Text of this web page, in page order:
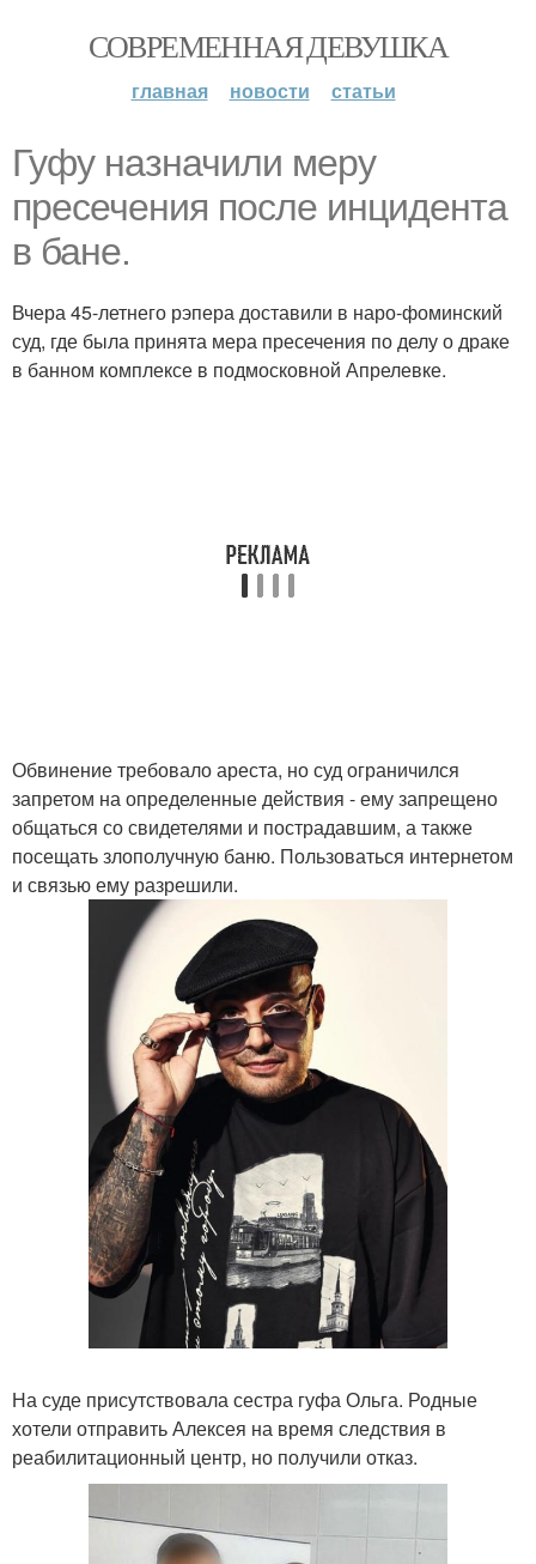
СОВРЕМЕННАЯ ДЕВУШКА
главная новости статьи
Гуфу назначили меру
пресечения после инцидента
в бане.
Вчера 45-летнего рэпера доставили в наро-фоминский
суд, где была принята мера пресечения по делу о драке
в банном комплексе в подмосковной Апрелевке.
Обвинение требовало ареста, но суд ограничился
запретом на определенные действия - ему запрещено
общаться со свидетелями и пострадавшим, а также
посещать злополучную баню. Пользоваться интернетом
и связью ему разрешили.
На суде присутствовала сестра гуфа Ольга. Родные
хотели отправить Алексея на время следствия в
реабилитационный центр, но получили отказ.